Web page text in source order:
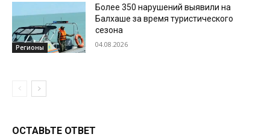
Регионы
Более 350 нарушений выявили на
Балхаше за время туристического
сезона
04.08.2026
ОСТАВЬТЕ ОТВЕТ